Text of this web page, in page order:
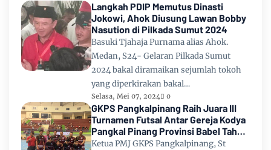
Langkah PDIP Memutus Dinasti
Jokowi, Ahok Diusung Lawan Bobby
Nasution di Pilkada Sumut 2024
Basuki Tjahaja Purnama alias Ahok.
Medan, S24- Gelaran Pilkada Sumut
2024 bakal diramaikan sejumlah tokoh
yang diperkirakan bakal…
Selasa, Mei 07, 2024 0
GKPS Pangkalpinang Raih Juara III
Turnamen Futsal Antar Gereja Kodya
Pangkal Pinang Provinsi Babel Tahun
2024
Ketua PMJ GKPS Pangkalpinang, St